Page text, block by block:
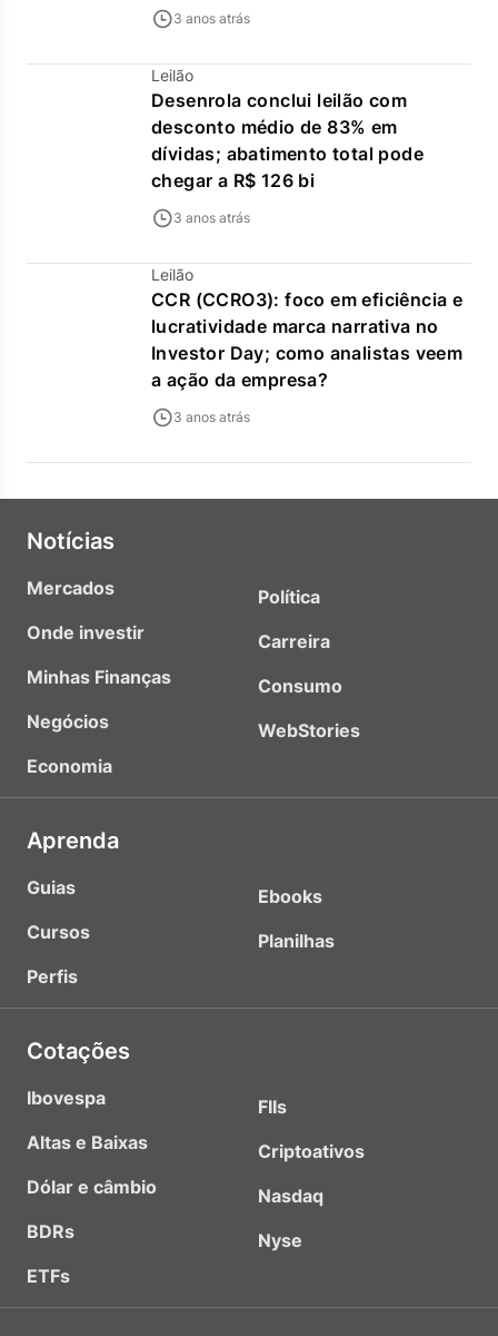
3 anos atrás
Leilão
Desenrola conclui leilão com
desconto médio de 83% em
dívidas; abatimento total pode
chegar a R$ 126 bi
3 anos atrás
Leilão
CCR (CCRO3): foco em eficiência e
lucratividade marca narrativa no
Investor Day; como analistas veem
a ação da empresa?
3 anos atrás
Notícias
Mercados
Onde investir
Minhas Finanças
Negócios
Economia
Política
Carreira
Consumo
WebStories
Aprenda
Guias
Cursos
Perfis
Ebooks
Planilhas
Cotações
Ibovespa
Altas e Baixas
Dólar e câmbio
BDRs
ETFs
FIIs
Criptoativos
Nasdaq
Nyse